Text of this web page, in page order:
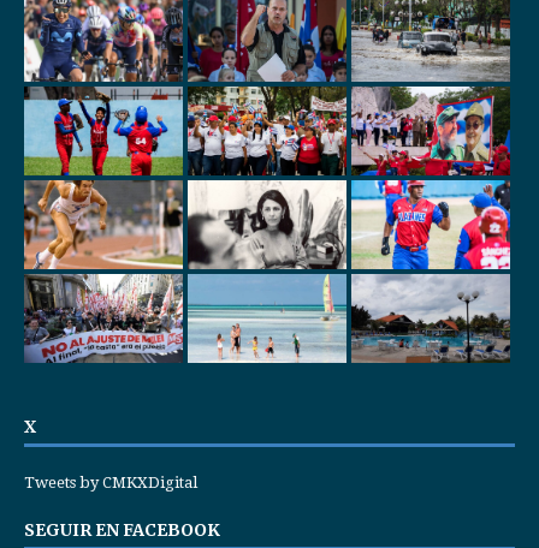
X
Tweets by CMKXDigital
SEGUIR EN FACEBOOK